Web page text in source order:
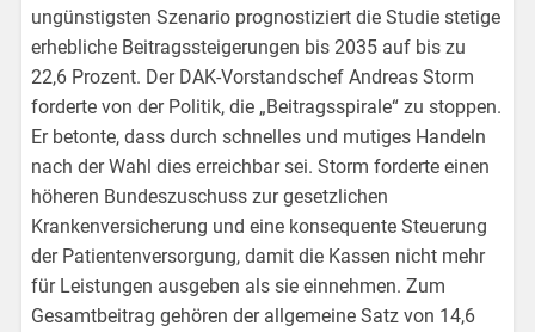
ungünstigsten Szenario prognostiziert die Studie stetige
erhebliche Beitragssteigerungen bis 2035 auf bis zu
22,6 Prozent. Der DAK-Vorstandschef Andreas Storm
forderte von der Politik, die „Beitragsspirale“ zu stoppen.
Er betonte, dass durch schnelles und mutiges Handeln
nach der Wahl dies erreichbar sei. Storm forderte einen
höheren Bundeszuschuss zur gesetzlichen
Krankenversicherung und eine konsequente Steuerung
der Patientenversorgung, damit die Kassen nicht mehr
für Leistungen ausgeben als sie einnehmen. Zum
Gesamtbeitrag gehören der allgemeine Satz von 14,6